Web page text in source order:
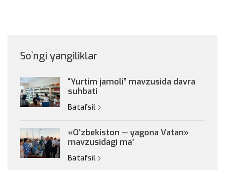
So`ngi yangiliklar
“Yurtim jamoli” mavzusida davra
suhbati
Batafsil
«Oʻzbekiston — yagona Vatan»
mavzusidagi maʼ
Batafsil